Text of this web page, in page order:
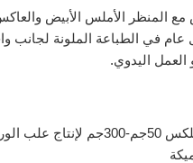
المنظر الأملس الأبيض
في الطباعة الملونة لجانب
اليدوي.
يتم إستخدام كرتون دوبلكس 50جم-300جم لإنتاج